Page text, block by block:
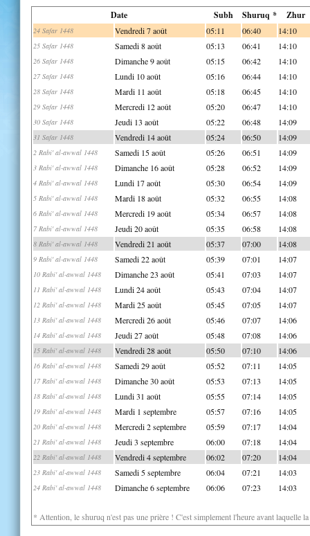
Date Subh Shuruq * Zhur
24 Safar 1448 Vendredi 7 août 05:11 06:40 14:10
25 Safar 1448 Samedi 8 août 05:13 06:41 14:10
26 Safar 1448 Dimanche 9 août 05:15 06:42 14:10
27 Safar 1448 Lundi 10 août 05:16 06:44 14:10
28 Safar 1448 Mardi 11 août 05:18 06:45 14:10
29 Safar 1448 Mercredi 12 août 05:20 06:47 14:10
30 Safar 1448 Jeudi 13 août 05:22 06:48 14:09
31 Safar 1448 Vendredi 14 août 05:24 06:50 14:09
2 Rabi' al-awwal 1448 Samedi 15 août 05:26 06:51 14:09
3 Rabi' al-awwal 1448 Dimanche 16 août 05:28 06:52 14:09
4 Rabi' al-awwal 1448 Lundi 17 août 05:30 06:54 14:09
5 Rabi' al-awwal 1448 Mardi 18 août 05:32 06:55 14:08
6 Rabi' al-awwal 1448 Mercredi 19 août 05:34 06:57 14:08
7 Rabi' al-awwal 1448 Jeudi 20 août 05:35 06:58 14:08
8 Rabi' al-awwal 1448 Vendredi 21 août 05:37 07:00 14:08
9 Rabi' al-awwal 1448 Samedi 22 août 05:39 07:01 14:07
10 Rabi' al-awwal 1448 Dimanche 23 août 05:41 07:03 14:07
11 Rabi' al-awwal 1448 Lundi 24 août 05:43 07:04 14:07
12 Rabi' al-awwal 1448 Mardi 25 août 05:45 07:05 14:07
13 Rabi' al-awwal 1448 Mercredi 26 août 05:46 07:07 14:06
14 Rabi' al-awwal 1448 Jeudi 27 août 05:48 07:08 14:06
15 Rabi' al-awwal 1448 Vendredi 28 août 05:50 07:10 14:06
16 Rabi' al-awwal 1448 Samedi 29 août 05:52 07:11 14:05
17 Rabi' al-awwal 1448 Dimanche 30 août 05:53 07:13 14:05
18 Rabi' al-awwal 1448 Lundi 31 août 05:55 07:14 14:05
19 Rabi' al-awwal 1448 Mardi 1 septembre 05:57 07:16 14:05
20 Rabi' al-awwal 1448 Mercredi 2 septembre 05:59 07:17 14:04
21 Rabi' al-awwal 1448 Jeudi 3 septembre 06:00 07:18 14:04
22 Rabi' al-awwal 1448 Vendredi 4 septembre 06:02 07:20 14:04
23 Rabi' al-awwal 1448 Samedi 5 septembre 06:04 07:21 14:03
24 Rabi' al-awwal 1448 Dimanche 6 septembre 06:06 07:23 14:03
* Attention, le shuruq n'est pas une prière ! C'est simplement l'heure avant laquelle